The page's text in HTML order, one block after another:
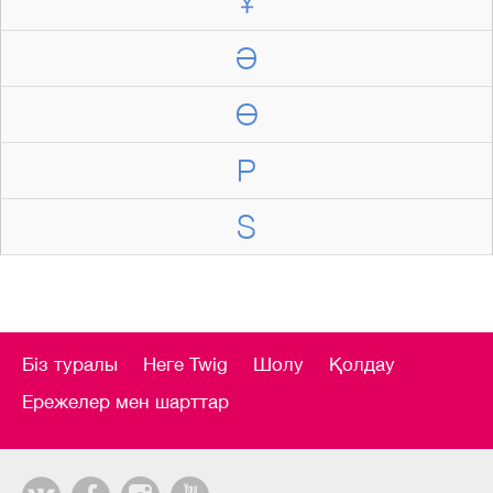
Ә
Ө
P
S
Біз туралы Неге Twig Шолу
Қолдау
Ережелер мен шарттар